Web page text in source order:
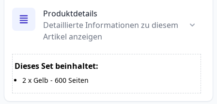
Produktdetails
Detaillierte Informationen zu diesem
Artikel anzeigen
Dieses Set beinhaltet:
2 x Gelb - 600 Seiten